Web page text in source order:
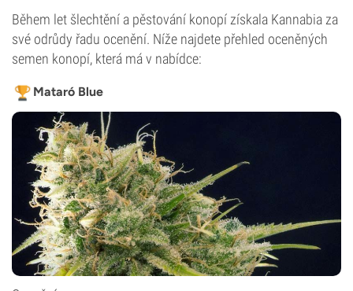
Během let šlechtění a pěstování konopí získala Kannabia za
své odrůdy řadu ocenění. Níže najdete přehled oceněných
semen konopí, která má v nabídce:
Mataró Blue